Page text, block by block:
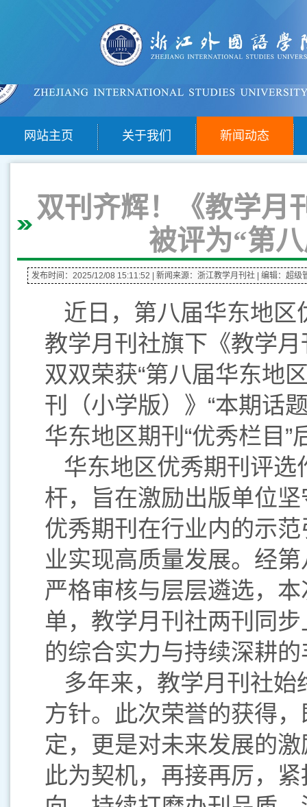
网站主页 关于我们 新闻动态
双刊齐辉！《教学月
被评为“第
发布时间：2025/12/08 15:11:52 | 新闻来源：浙江教学月刊社 | 编辑：超级
近日，第八届华东地
教学月刊社旗下《教学
双双荣获“第八届华东地
刊（小学版）》“本期话
华东地区期刊“优秀栏目
华东地区优秀期刊评
杆，旨在激励出版单位
优秀期刊在行业内的示
业实现高质量发展。经
严格审核与层层遴选，
单，教学月刊社两刊同
的综合实力与持续深耕
多年来，教学月刊社始
方针。此次荣誉的获得
定，更是对未来发展的
此为契机，再接再厉，